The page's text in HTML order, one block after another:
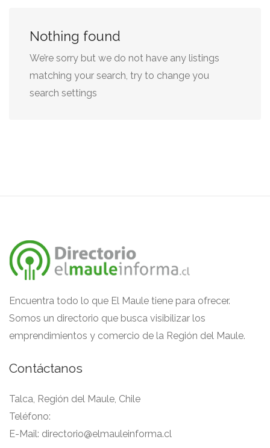
Nothing found
We’re sorry but we do not have any listings
matching your search, try to change you
search settings
Encuentra todo lo que El Maule tiene para ofrecer.
Somos un directorio que busca visibilizar los
emprendimientos y comercio de la Región del Maule.
Contáctanos
Talca, Región del Maule, Chile
Teléfono:
E-Mail: directorio@elmauleinforma.cl